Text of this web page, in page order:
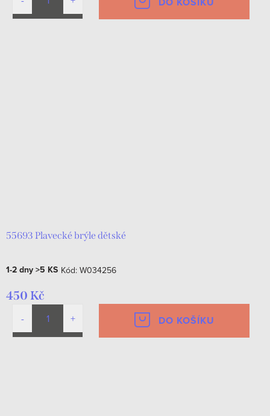
55693 Plavecké brýle dětské
1-2 dny >5 KS Kód: W034256
450 Kč
DO KOŠÍKU